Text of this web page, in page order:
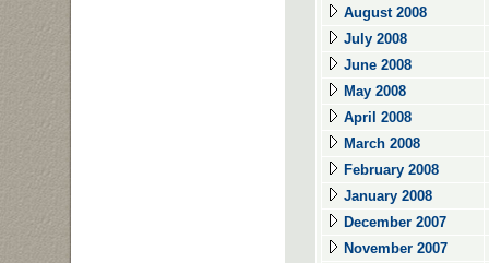
August 2008
July 2008
June 2008
May 2008
April 2008
March 2008
February 2008
January 2008
December 2007
November 2007